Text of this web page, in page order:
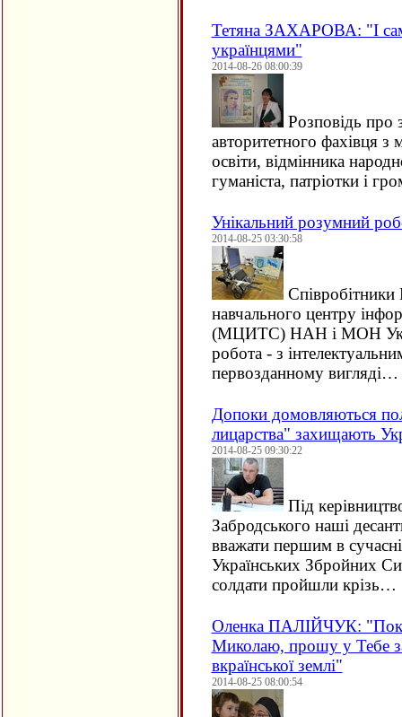
Тетяна ЗАХАРОВА: "І
українцями"
2014-08-26 08:00:39
Розповідь про
авторитетного фахівця з
освіти, відмінника
гуманіста, патріотки і
Унікальний розумний
2014-08-25 03:30:58
Співробітники
навчального центру
(МЦИТС) НАН і МОН
робота - з
первозданному вигляді…
Допоки домовляються
лицарства" захищають
2014-08-25 09:30:22
Під
Забродського наші
вважати першим в
Українських Збройних
солдати пройшли крізь…
Оленка ПАЛІЙЧУК:
Миколаю, прошу у Тебе
вкраїнської землі"
2014-08-25 08:00:54